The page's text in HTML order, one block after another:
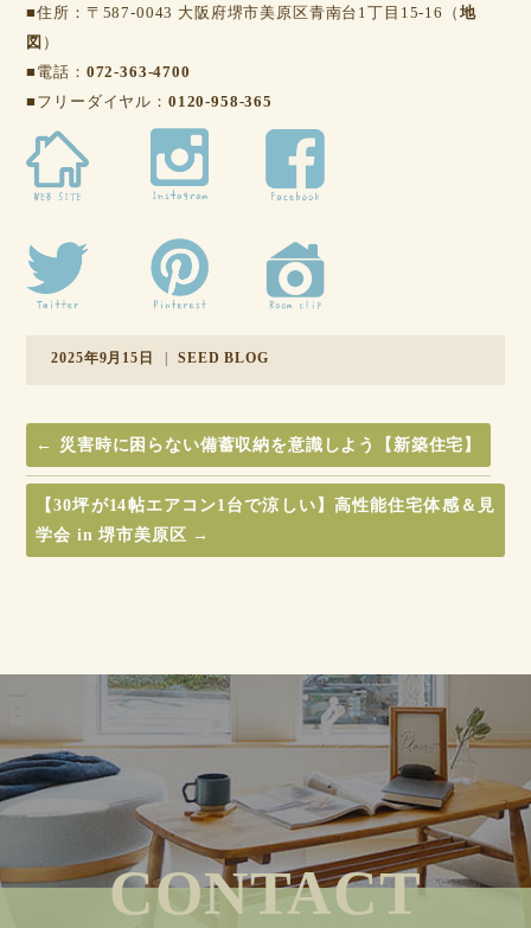
■住所：〒587-0043 大阪府堺市美原区青南台1丁目15-16（ 地
図 ）
■電話： 072-363-4700
■フリーダイヤル： 0120-958-365
2025年9月15日 | SEED BLOG
← 災害時に困らない備蓄収納を意識しよう【新築住宅】
【30坪が14帖エアコン1台で涼しい】高性能住宅体感＆見
学会 in 堺市美原区 →
CONTACT